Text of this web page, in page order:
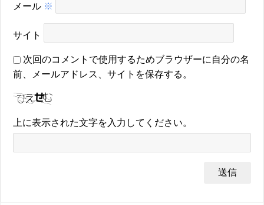
メール ※
サイト
次回のコメントで使用するためブラウザーに自分の名
前、メールアドレス、サイトを保存する。
上に表示された文字を入力してください。